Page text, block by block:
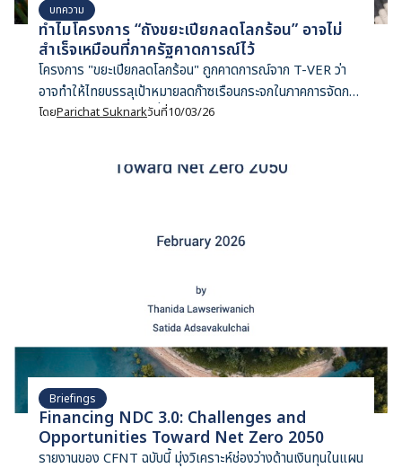
บทความ
ทำไมโครงการ “ถังขยะเปียกลดโลกร้อน” อาจไม่
สำเร็จเหมือนที่ภาครัฐคาดการณ์ไว้
โครงการ "ขยะเปียกลดโลกร้อน" ถูกคาดการณ์จาก T-VER ว่า
อาจทำให้ไทยบรรลุเป้าหมายลดก๊าซเรือนกระจกในภาคการจัดการ
ขยะได้มหาศาลภายในหนึ่งปี แต่มันจะเป็นเช่นนั้นได้จริงหรือ?
โดยParichat Suknarkวันที่10/03/26
Briefings
Financing NDC 3.0: Challenges and
Opportunities Toward Net Zero 2050
รายงานของ CFNT ฉบับนี้ มุ่งวิเคราะห์ช่องว่างด้านเงินทุนในแผน